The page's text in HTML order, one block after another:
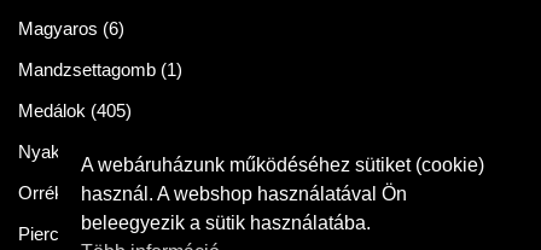
Magyaros (6)
Mandzsettagomb (1)
Medálok (405)
Nyakláncok
(86)
Orrékszer (2)
Piercingek (11)
A webáruházunk működéséhez sütiket (cookie)
használ. A webshop használatával Ön
beleegyezik a sütik használatába.